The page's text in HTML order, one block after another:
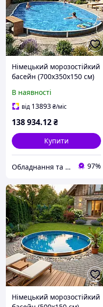
Німецький морозостійкий
басейн (700х350х150 см)
овальний, плівка 0.6 мм,
36.7 м³ металевий
В наявності
від 13893₴/міс
138 934.12₴
Купити
Обладнання та хімія для басейнів з доставкою по всій Україні 97%
Німецький морозостійкий